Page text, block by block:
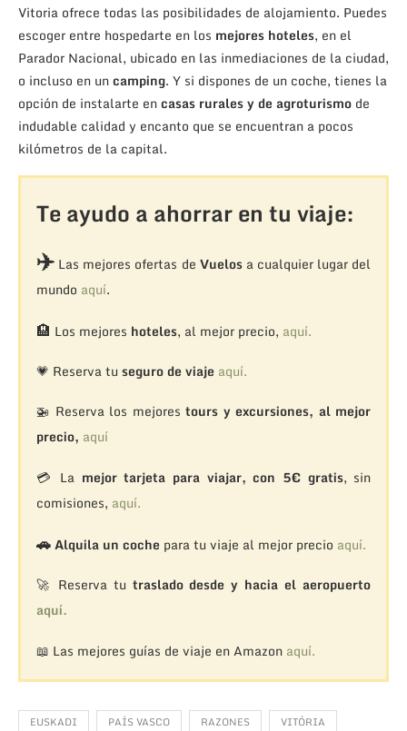
Vitoria ofrece todas las posibilidades de alojamiento. Puedes
escoger entre hospedarte en los mejores hoteles, en el
Parador Nacional, ubicado en las inmediaciones de la ciudad,
o incluso en uncamping. Y si dispones de un coche, tienes la
opción de instalarte encasas rurales y de agroturismo de
indudable calidad y encanto que se encuentran a pocos
kilómetros de la capital.
Te ayudo a ahorrar en tu viaje:
✈️Las mejores ofertas de Vuelosa cualquier lugar del
mundo aquí.
🏨 Los mejores hoteles, al mejor precio, aquí.
💗 Reserva tu seguro de viaje aquí.
🚁 Reserva los mejorestours y excursiones, al mejor
precio, aquí
💳 La mejor tarjeta para viajar, con 5€ gratis, sin
comisiones, aquí.
🚗Alquila un coche para tu viaje al mejor precio aquí.
🚀 Reserva tu traslado desde y hacia el aeropuerto
aquí.
📖 Las mejores guías de viaje en Amazon aquí.
EUSKADI PAÍS VASCO RAZONES VITÓRIA